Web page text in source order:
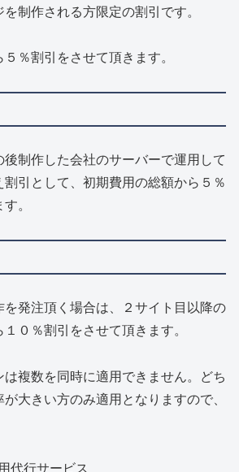
制作される方限定の割引です。
％割引をさせて頂きます。
制作した会社のサーバーで運用して
引として、初期費用の総額から５％
。
を発注頂く場合は、２サイト目以降の
０％割引をさせて頂きます。
複数を同時に適用できません。どち
大きい方のみ適用となりますので、
代行サービス